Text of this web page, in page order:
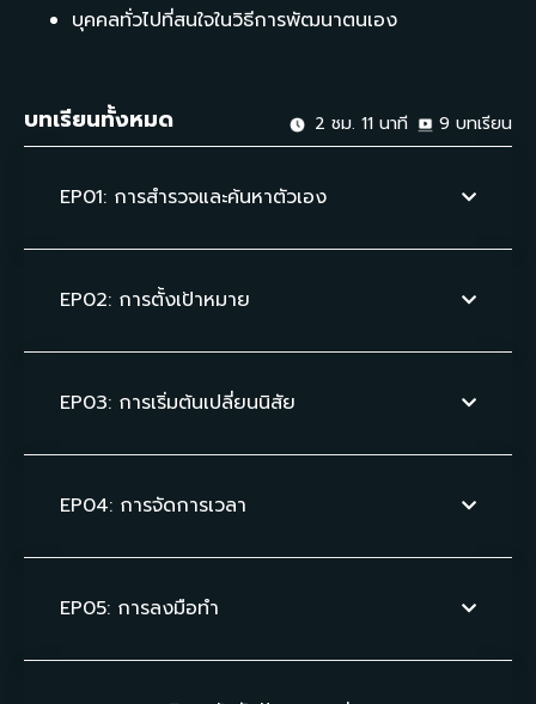
บุคคลทั่วไปที่สนใจในวิธีการพัฒนาตนเอง
บทเรียนทั้งหมด 2 ชม. 11 นาที 9 บทเรียน
EP01: การสำรวจและค้นหาตัวเอง
EP02: การตั้งเป้าหมาย
EP03: การเริ่มต้นเปลี่ยนนิสัย
EP04: การจัดการเวลา
EP05: การลงมือทำ